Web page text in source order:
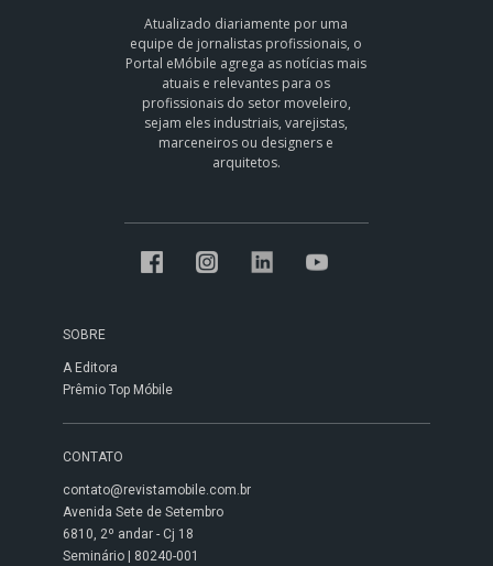
Atualizado diariamente por uma
equipe de jornalistas profissionais, o
Portal eMóbile agrega as notícias mais
atuais e relevantes para os
profissionais do setor moveleiro,
sejam eles industriais, varejistas,
marceneiros ou designers e
arquitetos.
SOBRE
A Editora
Prêmio Top Móbile
CONTATO
contato@revistamobile.com.br
Avenida Sete de Setembro
6810, 2º andar - Cj 18
Seminário | 80240-001